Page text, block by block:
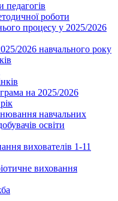
педагогів
роботи
процесу у 2025/2026
2026 навчального року
на 2025/2026
навчальних
освіти
вихователів 1-11
виховання